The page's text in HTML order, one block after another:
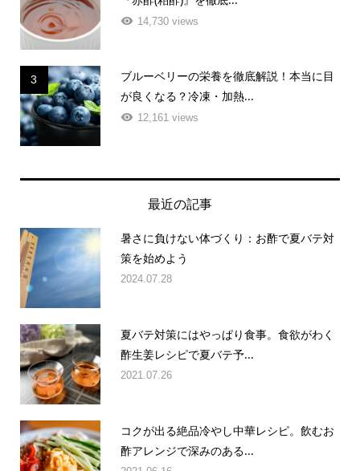
『赤酢(粕酢)』を徹底...
14,730 views
ブルーベリーの栄養を徹底解説！本当に目
が良くなる？冷凍・加熱...
12,161 views
最近の記事
暑さに負けない体づくり：お酢で夏バテ対
策を始めよう
夏バテ対策にはやっぱり食事。食欲がわく
酢生姜レシピで夏バテ予...
コクが出る絶品冷やし中華レシピ。飲むお
酢アレンジで深みのある...